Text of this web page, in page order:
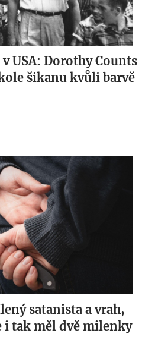
USA: Dorothy Counts
šikanu kvůli barvě
satanista a vrah,
i tak měl dvě milenky